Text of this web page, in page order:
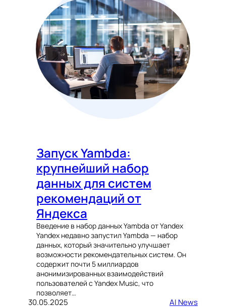
Запуск Yambda:
крупнейший набор
данных для систем
рекомендаций от
Яндекса
Введение в набор данных Yambda от Yandex
Yandex недавно запустил Yambda — набор
данных, который значительно улучшает
возможности рекомендательных систем. Он
содержит почти 5 миллиардов
анонимизированных взаимодействий
пользователей с Yandex Music, что
позволяет…
30.05.2025 AI News